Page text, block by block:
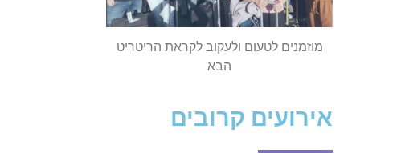
מוזמנים לטעום ולעקוב לקראת הריטריט
הבא
אירועים קרובים